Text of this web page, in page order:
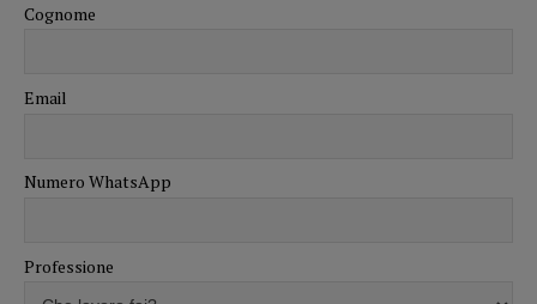
Cognome
Email
Numero WhatsApp
Professione